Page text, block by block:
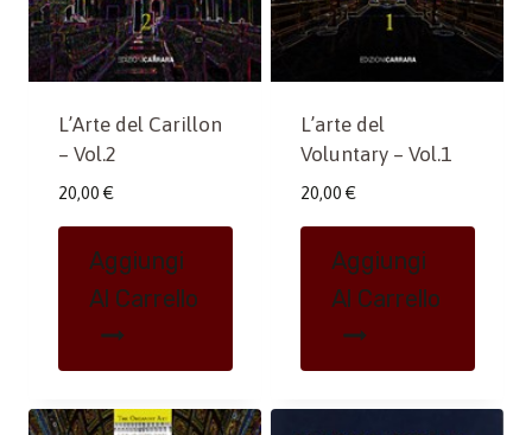
L’Arte del Carillon
– Vol.2
20,00 €
Aggiungi
Al Carrello
L’arte del
Voluntary – Vol.1
20,00 €
Aggiungi
Al Carrello